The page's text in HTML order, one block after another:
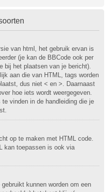
van html, het gebruik ervan is
(je kan de BBCode ook per
bij het plaatsen van je bericht).
aan die van HTML, tags worden
dus niet < en >. Daarnaast
hoe iets wordt weergegeven.
vinden in de handleiding die je
op te maken met HTML code.
kan toepassen is ook via
kunnen worden om een